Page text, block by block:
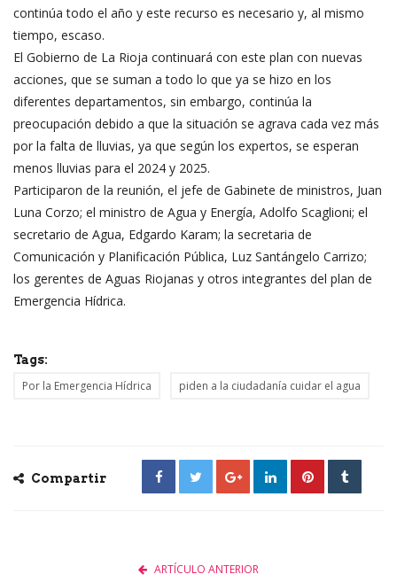
continúa todo el año y este recurso es necesario y, al mismo
tiempo, escaso.
El Gobierno de La Rioja continuará con este plan con nuevas
acciones, que se suman a todo lo que ya se hizo en los
diferentes departamentos, sin embargo, continúa la
preocupación debido a que la situación se agrava cada vez más
por la falta de lluvias, ya que según los expertos, se esperan
menos lluvias para el 2024 y 2025.
Participaron de la reunión, el jefe de Gabinete de ministros, Juan
Luna Corzo; el ministro de Agua y Energía, Adolfo Scaglioni; el
secretario de Agua, Edgardo Karam; la secretaria de
Comunicación y Planificación Pública, Luz Santángelo Carrizo;
los gerentes de Aguas Riojanas y otros integrantes del plan de
Emergencia Hídrica.
Tags:
Por la Emergencia Hídrica piden a la ciudadanía cuidar el agua
Compartir
ARTÍCULO ANTERIOR